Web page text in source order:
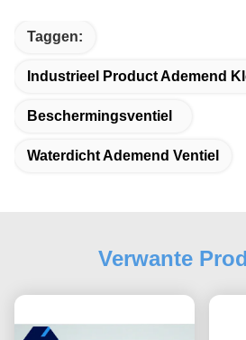
Taggen:
Industrieel Product Ademend
Beschermingsventiel
Waterdicht Ademend Ventiel
Verwante